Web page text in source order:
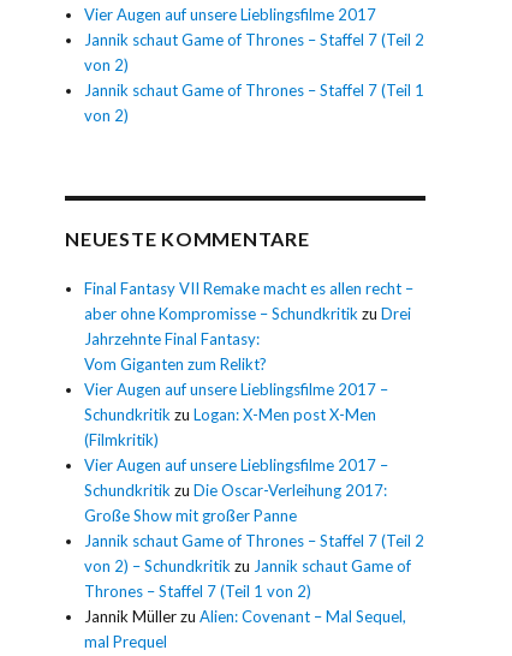
Vier Augen auf unsere Lieblingsfilme 2017
Jannik schaut Game of Thrones – Staffel 7 (Teil 2
von 2)
Jannik schaut Game of Thrones – Staffel 7 (Teil 1
von 2)
NEUESTE KOMMENTARE
Final Fantasy VII Remake macht es allen recht –
aber ohne Kompromisse – Schundkritik zuDrei
Jahrzehnte Final Fantasy:
Vom Giganten zum Relikt?
Vier Augen auf unsere Lieblingsfilme 2017 –
Schundkritik zuLogan: X-Men post X-Men
(Filmkritik)
Vier Augen auf unsere Lieblingsfilme 2017 –
Schundkritik zuDie Oscar-Verleihung 2017:
Große Show mit großer Panne
Jannik schaut Game of Thrones – Staffel 7 (Teil 2
von 2) – Schundkritik zu Jannik schaut Game of
Thrones – Staffel 7 (Teil 1 von 2)
Jannik MüllerzuAlien: Covenant – Mal Sequel,
mal Prequel